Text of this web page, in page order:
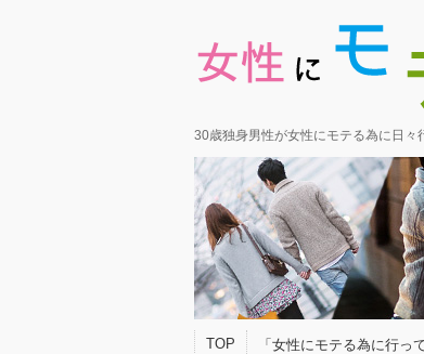
30歳独身男性が女性にモテる為に日々
TOP 「女性にモテる為に行っ